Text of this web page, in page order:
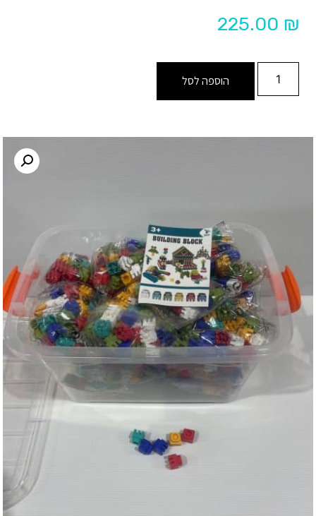
225.00 ₪
הוספה לסל